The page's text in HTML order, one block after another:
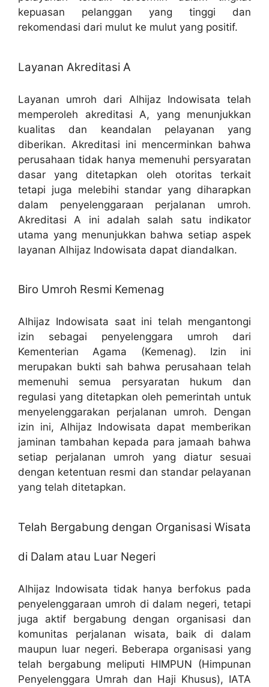
kepuasan pelanggan yang tinggi dan
rekomendasi dari mulut ke mulut yang positif.
Layanan Akreditasi A
Layanan umroh dari Alhijaz Indowisata telah
memperoleh akreditasi A, yang menunjukkan
kualitas dan keandalan pelayanan yang
diberikan. Akreditasi ini mencerminkan bahwa
perusahaan tidak hanya memenuhi persyaratan
dasar yang ditetapkan oleh otoritas terkait
tetapi juga melebihi standar yang diharapkan
dalam penyelenggaraan perjalanan umroh.
Akreditasi A ini adalah salah satu indikator
utama yang menunjukkan bahwa setiap aspek
layanan Alhijaz Indowisata dapat diandalkan.
Biro Umroh Resmi Kemenag
Alhijaz Indowisata saat ini telah mengantongi
izin sebagai penyelenggara umroh dari
Kementerian Agama (Kemenag). Izin ini
merupakan bukti sah bahwa perusahaan telah
memenuhi semua persyaratan hukum dan
regulasi yang ditetapkan oleh pemerintah untuk
menyelenggarakan perjalanan umroh. Dengan
izin ini, Alhijaz Indowisata dapat memberikan
jaminan tambahan kepada para jamaah bahwa
setiap perjalanan umroh yang diatur sesuai
dengan ketentuan resmi dan standar pelayanan
yang telah ditetapkan.
Telah Bergabung dengan Organisasi Wisata
di Dalam atau Luar Negeri
Alhijaz Indowisata tidak hanya berfokus pada
penyelenggaraan umroh di dalam negeri, tetapi
juga aktif bergabung dengan organisasi dan
komunitas perjalanan wisata, baik di dalam
maupun luar negeri. Beberapa organisasi yang
telah bergabung meliputi HIMPUN (Himpunan
Penyelenggara Umrah dan Haji Khusus), IATA